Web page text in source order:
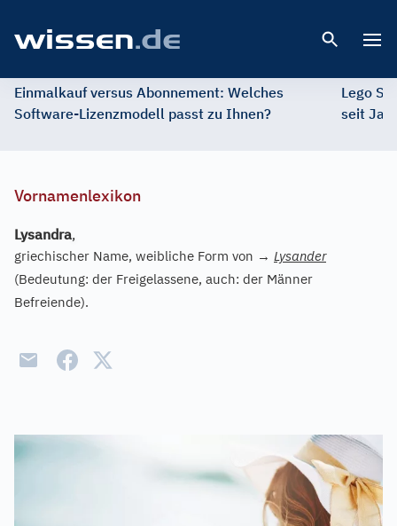
Einmalkauf versus Abonnement: Welches
Software-Lizenzmodell passt zu Ihnen?
Lego
seit
Vornamenlexikon
Lysandra,
griechischer Name, weibliche Form von → Lysander
(Bedeutung: der Freigelassene, auch: der Männer
Befreiende).